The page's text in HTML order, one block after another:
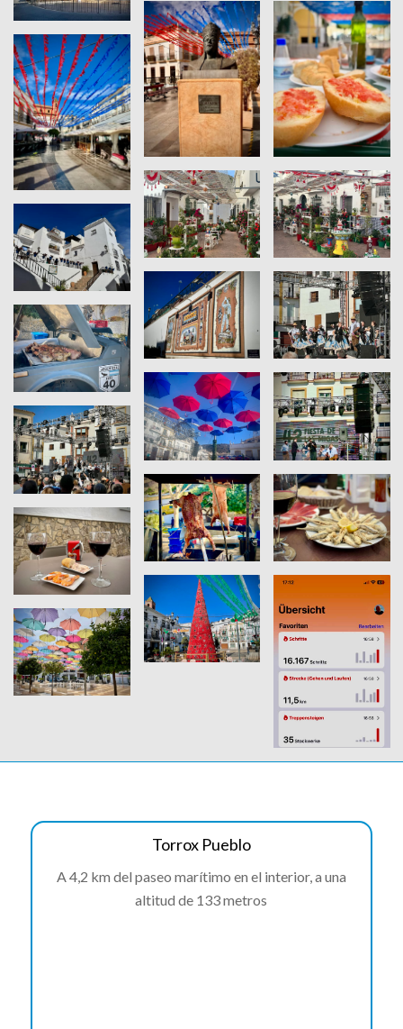
Torrox Pueblo
A 4,2 km del paseo marítimo en el interior, a una
altitud de 133 metros